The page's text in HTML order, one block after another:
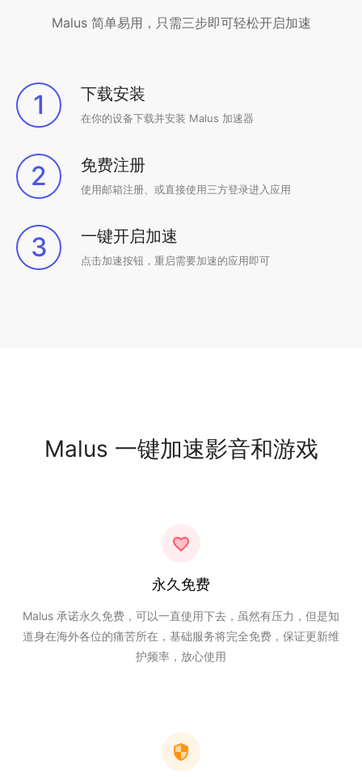
Malus 简单易用，只需三步即可轻松开启加速
1 下载安装
在你的设备下载并安装 Malus 加速器
2 免费注册
使用邮箱注册、或直接使用三方登录进入应用
3 一键开启加速
点击加速按钮，重启需要加速的应用即可
Malus 一键加速影音和游戏
永久免费
Malus 承诺永久免费，可以一直使用下去，虽然有压力，但是知
道身在海外各位的痛苦所在，基础服务将完全免费，保证更新维
护频率，放心使用